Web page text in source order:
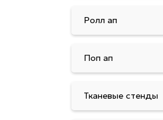
Ролл ап
Поп ап
Тканевые стенды